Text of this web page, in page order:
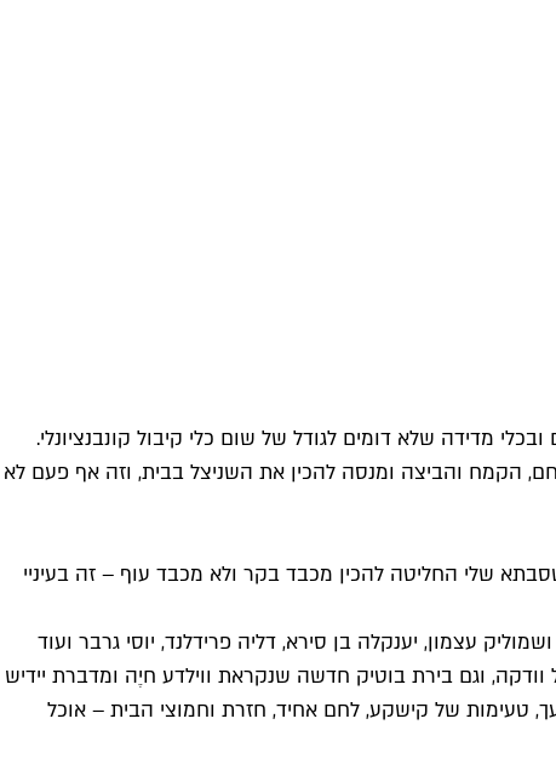
מדידה שלא דומים לגודל של שום כלי קיבול קונבנציונלי.
הקמח והביצה ומנסה להכין את השניצל בבית, וזה אף פעם לא
שלי החליטה להכין מכבד בקר ולא מכבד עוף – זה בעיניי
עצמון, יענקלה בן סירא, דליה פרידלנד, יוסי גרבר ועוד
וודקה, וגם בירת בוטיק חדשה שנקראת ווילדע חיֶה ומדברת יידיש
מרק קניידלעך, גפילטע פיש, קרפלעך, טעימות של קישקע, לחם אחיד, חזרת וחמוצי הבית – אוכל